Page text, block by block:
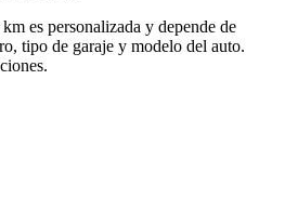
es personalizada y depende de
tipo de garaje y modelo del auto.